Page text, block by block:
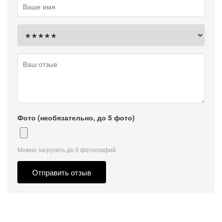
Фото (необязательно, до 5 фото)
Можно загрузить до 5 фотографий
Отправить отзыв